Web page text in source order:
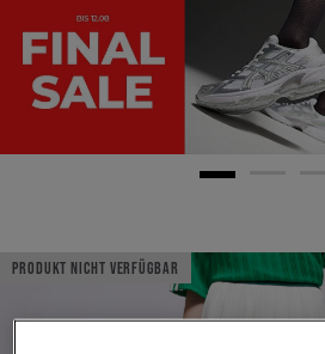
PRODUKT NICHT VERFÜGBAR